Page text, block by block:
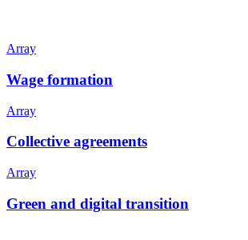
Array
Wage formation
Array
Collective agreements
Array
Green and digital transition